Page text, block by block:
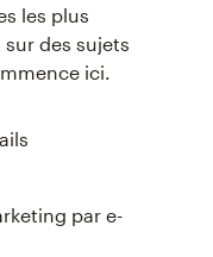
les plus
des sujets
ici.
par e-